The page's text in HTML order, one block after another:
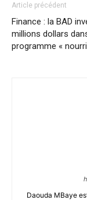
Article précédent
Finance : la BAD
millions dollars
programme «
Daouda MBaye